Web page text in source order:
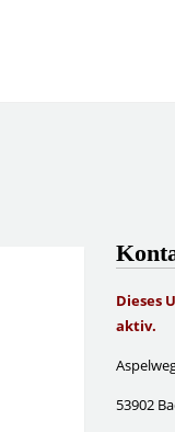
Dieses
aktiv.
53902